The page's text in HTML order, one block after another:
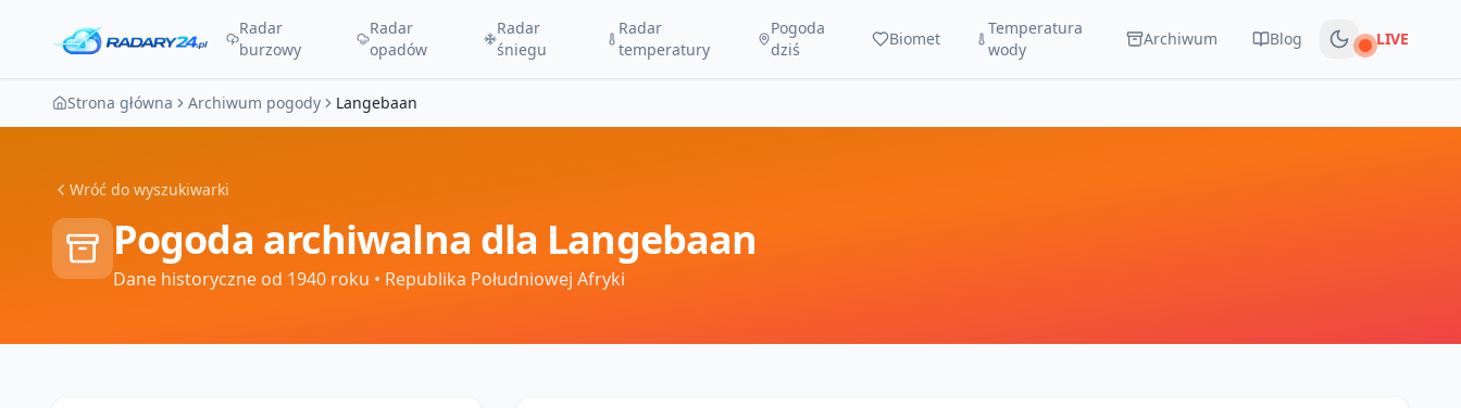
Radar
burzowy
Radar
opadów
Radar
śniegu
Radar
temperatury
Pogoda
dziś
Biomet
Temperatura
wody
Archiwum Blog Na żywo
LIVE
Strona główna Archiwum pogody Langebaan
Wróć do wyszukiwarki
Pogoda archiwalna dla Langebaan
Dane historyczne od 1940 roku • Republika Południowej Afryki